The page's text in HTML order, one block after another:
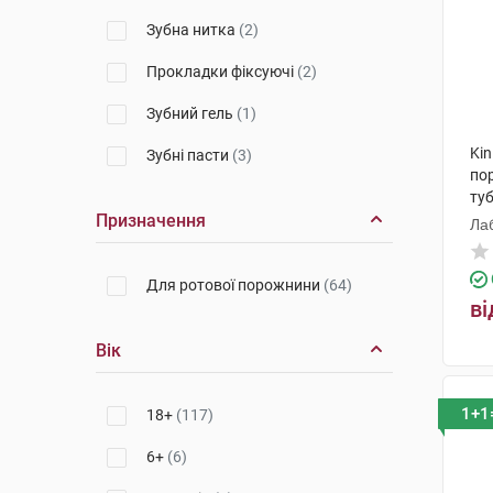
GABA International AG
Веледа АГ(7)
Колгейт-Палмолів
Китай
Зубна нитка (2)
Прокладки фіксуючі (2)
Зубний гель (1)
Зубні пасти (3)
Призначення
Для ротової порожнини (64)
Вік
18+ (117)
6+ (6)